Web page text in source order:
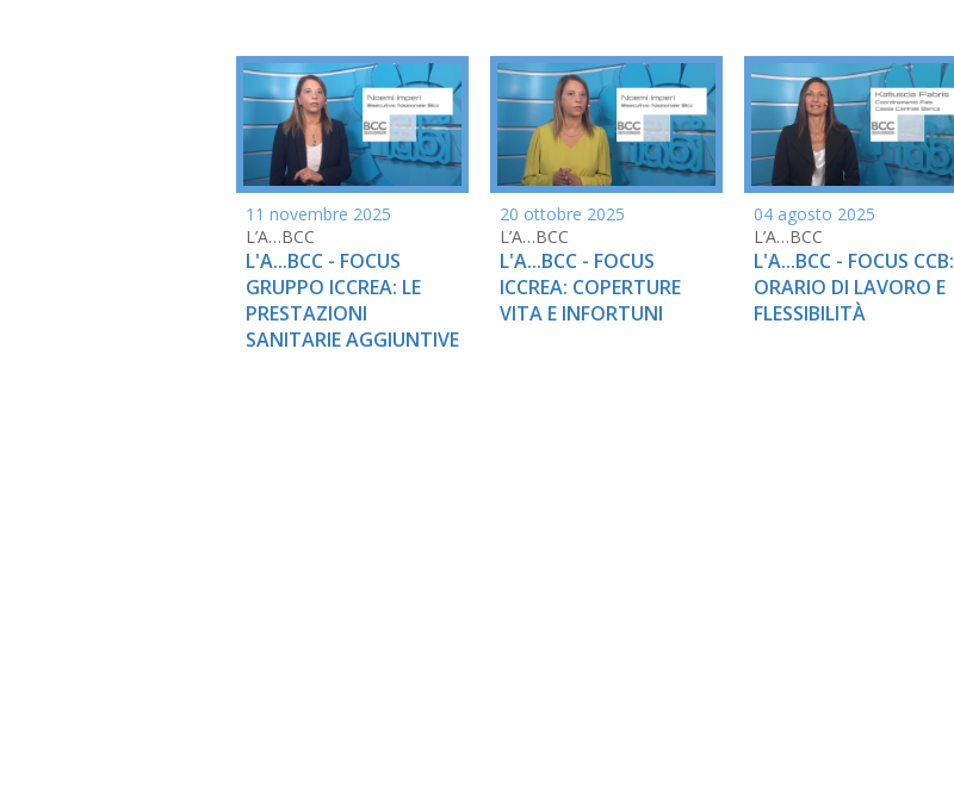
11 novembre 2025
L’A…BCC
L'A...BCC - FOCUS
GRUPPO ICCREA: LE
PRESTAZIONI
SANITARIE AGGIUNTIVE
20 ottobre 2025
L’A…BCC
L'A...BCC - FOCUS
ICCREA: COPERTURE
VITA E INFORTUNI
04 agosto 2025
L’A…BCC
L'A...BCC - FOCUS CCB:
ORARIO DI LAVORO E
FLESSIBILITÀ